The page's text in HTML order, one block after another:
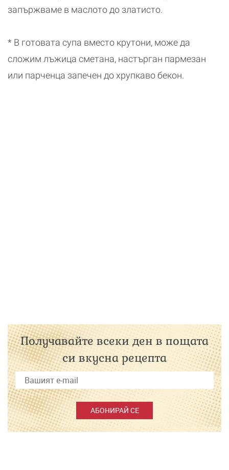
запържваме в маслото до златисто.
* В готовата супа вместо крутони, може да
сложим лъжица сметана, настърган пармезан
или парченца запечен до хрупкаво бекон.
Получавайте всеки ден в пощата
си вкусна рецепта
АБОНИРАЙ СЕ